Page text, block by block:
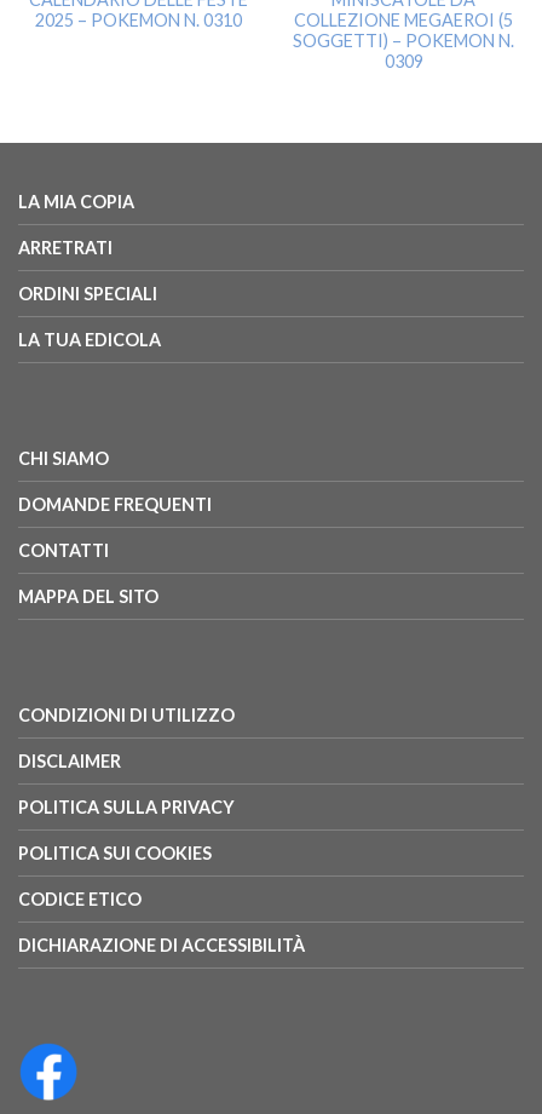
2025 – POKEMON N. 0310
COLLEZIONE MEGAEROI (5
SOGGETTI) – POKEMON N.
0309
LA MIA COPIA
ARRETRATI
ORDINI SPECIALI
LA TUA EDICOLA
CHI SIAMO
DOMANDE FREQUENTI
CONTATTI
MAPPA DEL SITO
CONDIZIONI DI UTILIZZO
DISCLAIMER
POLITICA SULLA PRIVACY
POLITICA SUI COOKIES
CODICE ETICO
DICHIARAZIONE DI ACCESSIBILITÀ